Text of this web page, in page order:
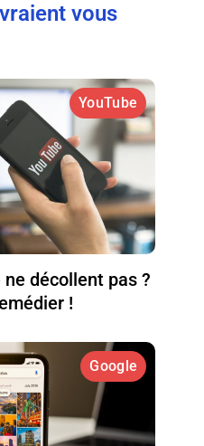
vous
YouTube
ne décollent pas ?
!
Google